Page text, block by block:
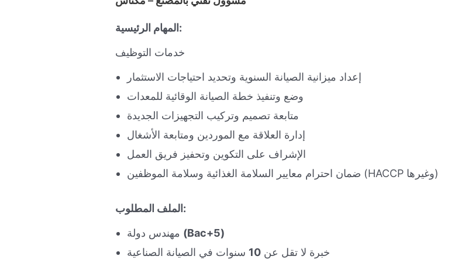
المهام الرئيسية:
خدمات التوظيف
إعداد ميزانية الصيانة السنوية وتحديد احتياجات الاستثمار
وضع وتنفيذ خطة الصيانة الوقائية للمعدات
متابعة تصميم وتركيب التجهيزات الجديدة
إدارة العلاقة مع الموردين ومتابعة الأشغال
الإشراف على التكوين وتحفيز فريق العمل
ضمان احترام معايير السلامة الغذائية وسلامة الموظفين (HACCP وغيرها)
الملف المطلوب:
(Bac+5)
خبرة لا تقل عن 10 سنوات في الصيانة الصناعية